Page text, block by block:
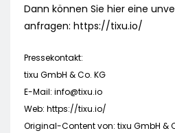
Dann können Sie hier eine
anfragen: https://tixu.io/
Pressekontakt:
tixu GmbH & Co. KG
E-Mail: info@tixu.io
Web: https://tixu.io/
Original-Content von: tixu GmbH &